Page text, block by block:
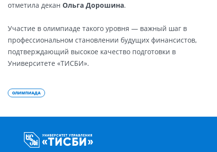
отметила декан Ольга Дорошина.
Участие в олимпиаде такого уровня — важный шаг в
профессиональном становлении будущих финансистов,
подтверждающий высокое качество подготовки в
Университете «ТИСБИ».
ОЛИМПИАДА